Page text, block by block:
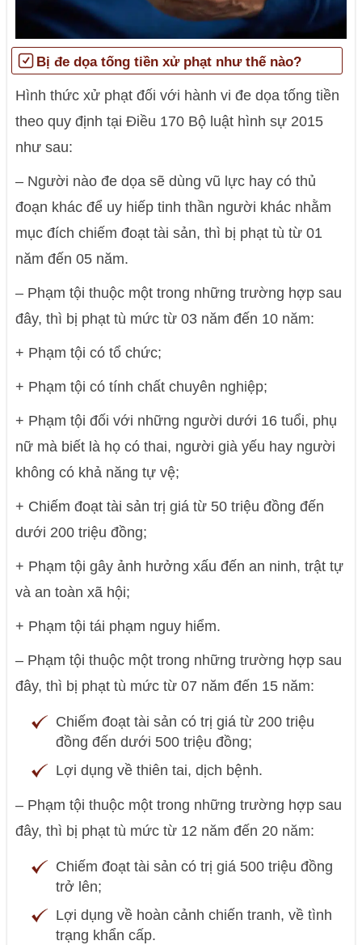
Bị đe dọa tống tiền xử phạt như thế nào?
Hình thức xử phạt đối với hành vi đe dọa tống tiền
theo quy định tại Điều 170 Bộ luật hình sự 2015
như sau:
– Người nào đe dọa sẽ dùng vũ lực hay có thủ
đoạn khác để uy hiếp tinh thần người khác nhằm
mục đích chiếm đoạt tài sản, thì bị phạt tù từ 01
năm đến 05 năm.
– Phạm tội thuộc một trong những trường hợp sau
đây, thì bị phạt tù mức từ 03 năm đến 10 năm:
+ Phạm tội có tổ chức;
+ Phạm tội có tính chất chuyên nghiệp;
+ Phạm tội đối với những người dưới 16 tuổi, phụ
nữ mà biết là họ có thai, người già yếu hay người
không có khả năng tự vệ;
+ Chiếm đoạt tài sản trị giá từ 50 triệu đồng đến
dưới 200 triệu đồng;
+ Phạm tội gây ảnh hưởng xấu đến an ninh, trật tự
và an toàn xã hội;
+ Phạm tội tái phạm nguy hiểm.
– Phạm tội thuộc một trong những trường hợp sau
đây, thì bị phạt tù mức từ 07 năm đến 15 năm:
Chiếm đoạt tài sản có trị giá từ 200 triệu
đồng đến dưới 500 triệu đồng;
Lợi dụng về thiên tai, dịch bệnh.
– Phạm tội thuộc một trong những trường hợp sau
đây, thì bị phạt tù mức từ 12 năm đến 20 năm:
Chiếm đoạt tài sản có trị giá 500 triệu đồng
trở lên;
Lợi dụng về hoàn cảnh chiến tranh, về tình
trạng khẩn cấp.